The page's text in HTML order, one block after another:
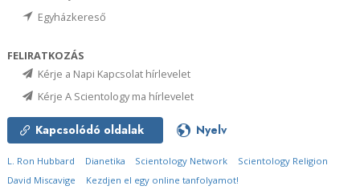
Egyházkereső
FELIRATKOZÁS
Kérje a Napi Kapcsolat hírlevelet
Kérje A Scientology ma hírlevelet
Kapcsolódó oldalak Nyelv
L. Ron Hubbard Dianetika Scientology Network
Scientology Religion
David Miscavige
Kezdjen el egy online tanfolyamot!